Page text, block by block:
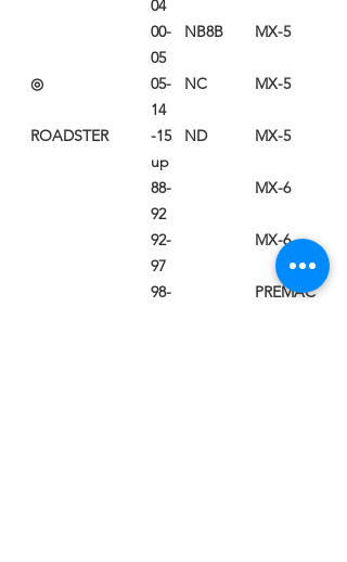
04
MX-5
NB8B
00-
05
MX-5
NC
05-
14
◎
MX-5
ND
15-
up
ROADSTER
MX-6
88-
92
MX-6
92-
97
PREMAC
98-